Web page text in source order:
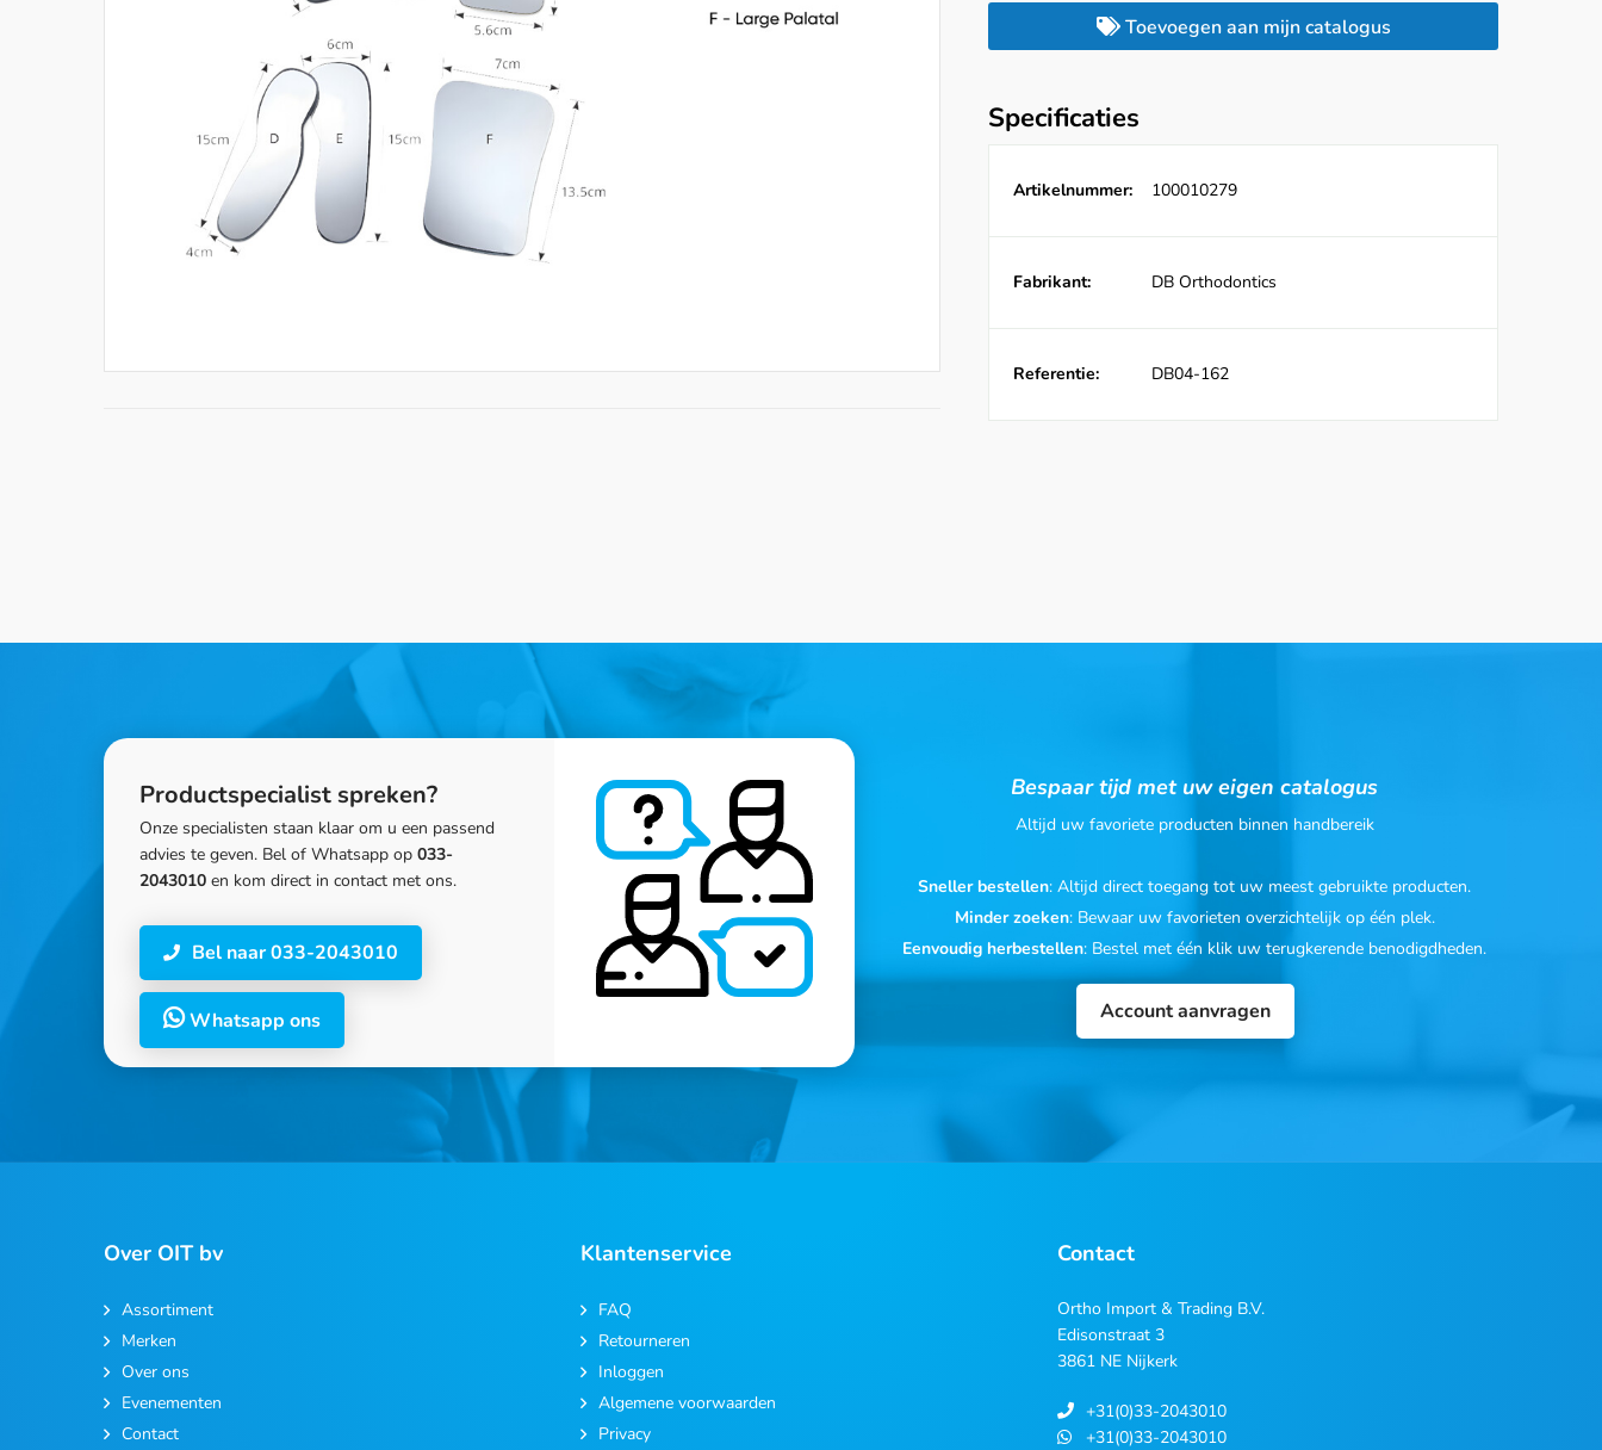
Toevoegen aan mijn catalogus
Specificaties
Artikelnummer: 100010279
Fabrikant: DB Orthodontics
Referentie: DB04-162
Productspecialist spreken?
Onze specialisten staan klaar om u een passend
advies te geven. Bel of Whatsapp op 033-
2043010 en kom direct in contact met ons.
Bel naar 033-2043010
Whatsapp ons
Bespaar tijd met uw eigen catalogus
Altijd uw favoriete producten binnen handbereik
Sneller bestellen: Altijd direct toegang tot uw meest gebruikte producten.
Minder zoeken: Bewaar uw favorieten overzichtelijk op één plek.
Eenvoudig herbestellen: Bestel met één klik uw terugkerende benodigdheden.
Account aanvragen
Over OIT bv
Assortiment
Merken
Over ons
Evenementen
Contact
Klantenservice
FAQ
Retourneren
Inloggen
Algemene voorwaarden
Privacy
Contact
Ortho Import & Trading B.V.
Edisonstraat 3
3861 NE Nijkerk
+31(0)33-2043010
+31(0)33-2043010